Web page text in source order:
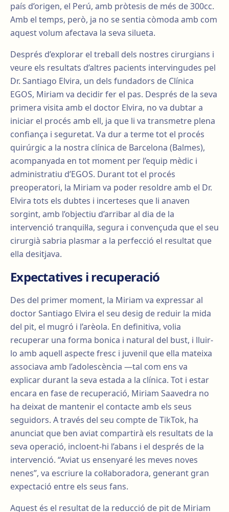
país d’origen, el Perú, amb pròtesis de més de 300cc.
Amb el temps, però, ja no se sentia còmoda amb com
aquest volum afectava la seva silueta.
Després d’explorar el treball dels nostres cirurgians i
veure els resultats d’altres pacients intervingudes pel
Dr. Santiago Elvira, un dels fundadors de Clínica
EGOS, Miriam va decidir fer el pas. Després de la seva
primera visita amb el doctor Elvira, no va dubtar a
iniciar el procés amb ell, ja que li va transmetre plena
confiança i seguretat. Va dur a terme tot el procés
quirúrgic a la nostra clínica de Barcelona (Balmes),
acompanyada en tot moment per l’equip mèdic i
administratiu d’EGOS. Durant tot el procés
preoperatori, la Miriam va poder resoldre amb el Dr.
Elvira tots els dubtes i incerteses que li anaven
sorgint, amb l’objectiu d’arribar al dia de la
intervenció tranquil·la, segura i convençuda que el seu
cirurgià sabria plasmar a la perfecció el resultat que
ella desitjava.
Expectatives i recuperació
Des del primer moment, la Miriam va expressar al
doctor Santiago Elvira el seu desig de reduir la mida
del pit, el mugró i l’arèola. En definitiva, volia
recuperar una forma bonica i natural del bust, i lluir-
lo amb aquell aspecte fresc i juvenil que ella mateixa
associava amb l’adolescència —tal com ens va
explicar durant la seva estada a la clínica. Tot i estar
encara en fase de recuperació, Miriam Saavedra no
ha deixat de mantenir el contacte amb els seus
seguidors. A través del seu compte de TikTok, ha
anunciat que ben aviat compartirà els resultats de la
seva operació, incloent-hi l’abans i el després de la
intervenció. “Aviat us ensenyaré les meves noves
nenes”, va escriure la col·laboradora, generant gran
expectació entre els seus fans.
Aquest és el resultat de la reducció de pit de Miriam